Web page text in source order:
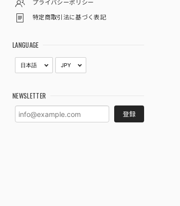
プライバシーポリシー
特定商取引法に基づく表記
LANGUAGE
NEWSLETTER
登録